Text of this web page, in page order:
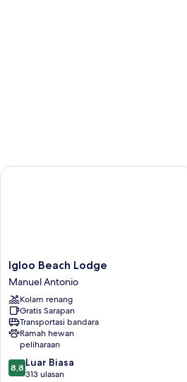
Igloo
Beach
Lodge
Manuel
Antonio
Igloo Beach Lodge
Manuel Antonio
Kolam renang
Gratis Sarapan
Transportasi bandara
Ramah hewan
peliharaan
8.8
dari
8,8 Luar Biasa
313 ulasan
Igloo Beach Lodge